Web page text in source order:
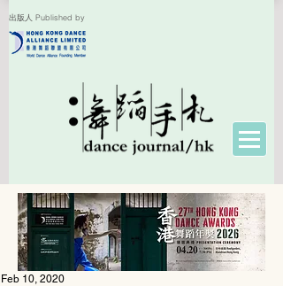
出版人 Published by
Feb 10, 2020